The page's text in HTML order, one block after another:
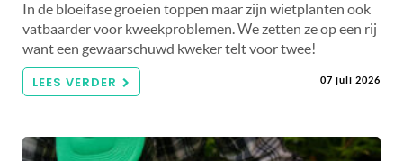
In de bloeifase groeien toppen maar zijn wietplanten ook
vatbaarder voor kweekproblemen. We zetten ze op een rij
want een gewaarschuwd kweker telt voor twee!
LEES VERDER 07 juli 2026